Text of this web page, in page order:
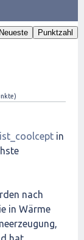
Neueste Punktzahl
in
nach
in Wärme